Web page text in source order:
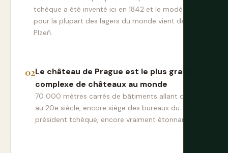
tchèque a été inventé ici en 1842 et le modèle
pour la plupart des lagers du monde vient de
Plzeň.
Le château de Prague est le plus grand
complexe de châteaux au monde
70 000 mètres carrés de bâtiments allant du 9e
au 20e siècle, encore siège des bureaux du
président tchèque, encore vraiment étonnant.